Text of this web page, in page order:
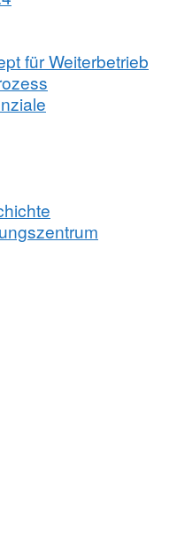
für Weiterbetrieb